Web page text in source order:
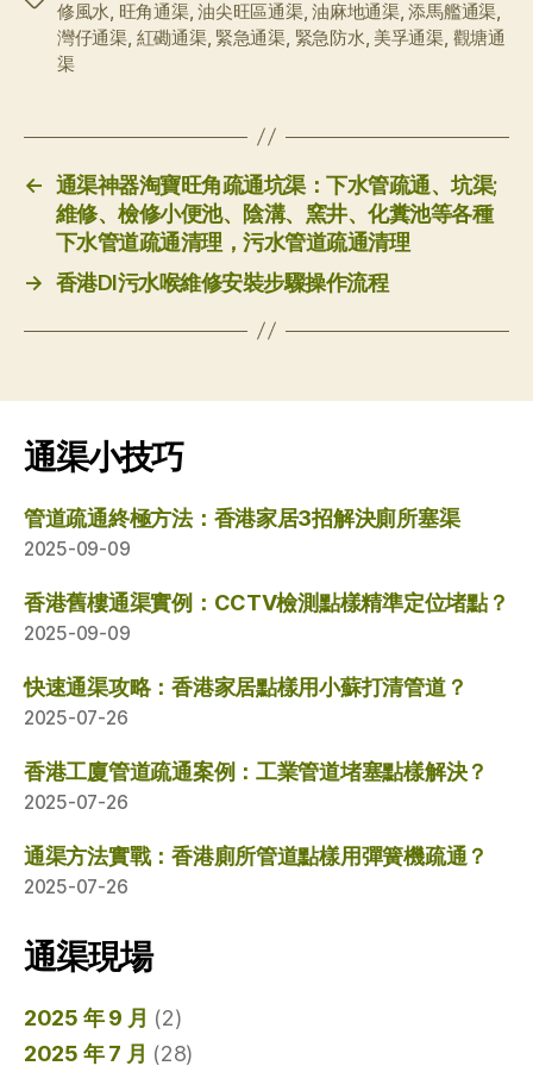
修風水 旺角通渠,油尖旺區通渠,油麻地通渠,添馬艦通渠
灣仔通渠 紅磡通渠, 緊急通渠 緊急防水 美孚通渠 觀塘通
渠
← 通渠神器淘寶旺角疏通坑渠：下水管疏通、坑渠;
維修、檢修小便池、陰溝、窯井、化糞池等各種
下水管道疏通清理，污水管道疏通清理
→ 香港DI污水喉維修安裝步驟操作流程
通渠小技巧
管道疏通終極方法：香港家居3招解決廁所塞渠
2025-09-09
香港舊樓通渠實例：CCTV檢測點樣精準定位堵點？
2025-09-09
快速通渠攻略：香港家居點樣用小蘇打清管道？
2025-07-26
香港工廈管道疏通案例：工業管道堵塞點樣解決？
2025-07-26
通渠方法實戰：香港廁所管道點樣用彈簧機疏通？
2025-07-26
通渠現場
2025 年 9 月 (2)
2025 年 7 月 (28)